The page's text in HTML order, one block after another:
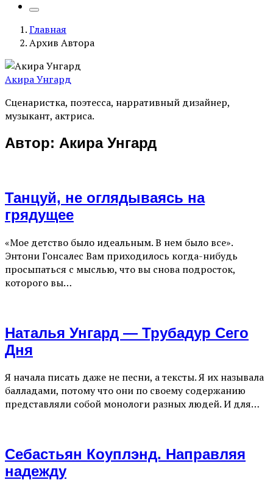
Главная
Архив Автора
Акира Унгард
Сценаристка, поэтесса, нарративный дизайнер,
музыкант, актриса.
Автор: Акира Унгард
Танцуй, не оглядываясь на
грядущее
«Мое детство было идеальным. В нем было все».
Энтони Гонсалес Вам приходилось когда-нибудь
просыпаться с мыслью, что вы снова подросток,
которого вы…
Наталья Унгард — Трубадур Сего
Дня
Я начала писать даже не песни, а тексты. Я их называла
балладами, потому что они по своему содержанию
представляли собой монологи разных людей. И для…
Себастьян Коуплэнд. Направляя
надежду